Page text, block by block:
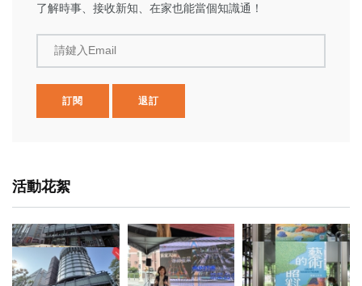
了解時事、接收新知、在家也能當個知識通！
請鍵入Email
訂閱 退訂
活動花絮